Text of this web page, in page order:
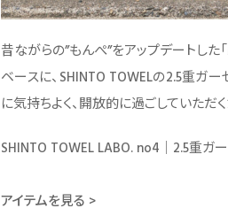
昔ながらの”もんぺ”をアップデートした
ベースに、SHINTO TOWELの2.5重ガ
に気持ちよく、開放的に過ごしていただ
SHINTO TOWEL LABO. no4｜2.5重ガ
アイテムを見る >